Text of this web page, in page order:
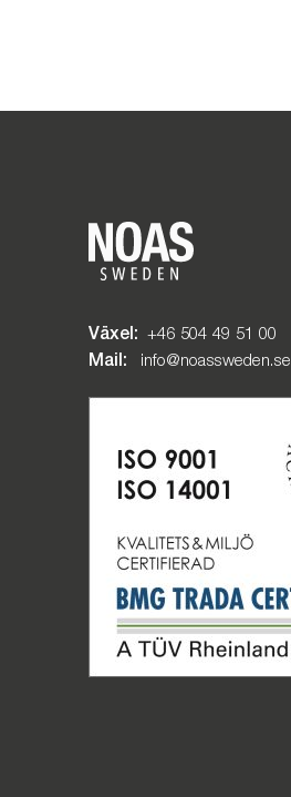
Växel: +46 504 49 51 00
Mail:
info@noassweden.se